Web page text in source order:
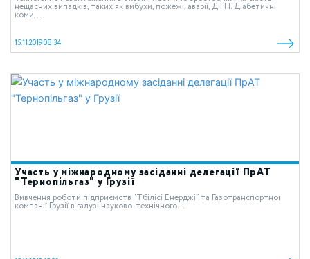
нещасних випадків, таких як вибухи, пожежі, аварії, ДТП. Діабетичні
коми,...
15.11.2019 08:34
Участь у міжнародному засіданні делегації ПрАТ
"Тернопільгаз" у Грузії
Вивчення роботи підприємств “Тбілісі Енерджі” та Газотранспортної
компанії Грузії в галузі науково-технічного...